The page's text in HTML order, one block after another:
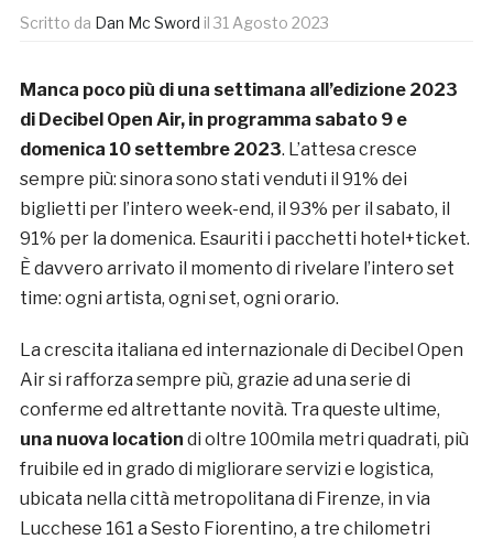
Scritto da Dan Mc Sword il 31 Agosto 2023
Manca poco più di una settimana all’edizione 2023
di Decibel Open Air, in programma sabato 9 e
domenica 10 settembre 2023. L’attesa cresce
sempre più: sinora sono stati venduti il 91% dei
biglietti per l’intero week-end, il 93% per il sabato, il
91% per la domenica. Esauriti i pacchetti hotel+ticket.
È davvero arrivato il momento di rivelare l’intero set
time: ogni artista, ogni set, ogni orario.
La crescita italiana ed internazionale di Decibel Open
Air si rafforza sempre più, grazie ad una serie di
conferme ed altrettante novità. Tra queste ultime,
una nuova location di oltre 100mila metri quadrati, più
fruibile ed in grado di migliorare servizi e logistica,
ubicata nella città metropolitana di Firenze, in via
Lucchese 161 a Sesto Fiorentino, a tre chilometri